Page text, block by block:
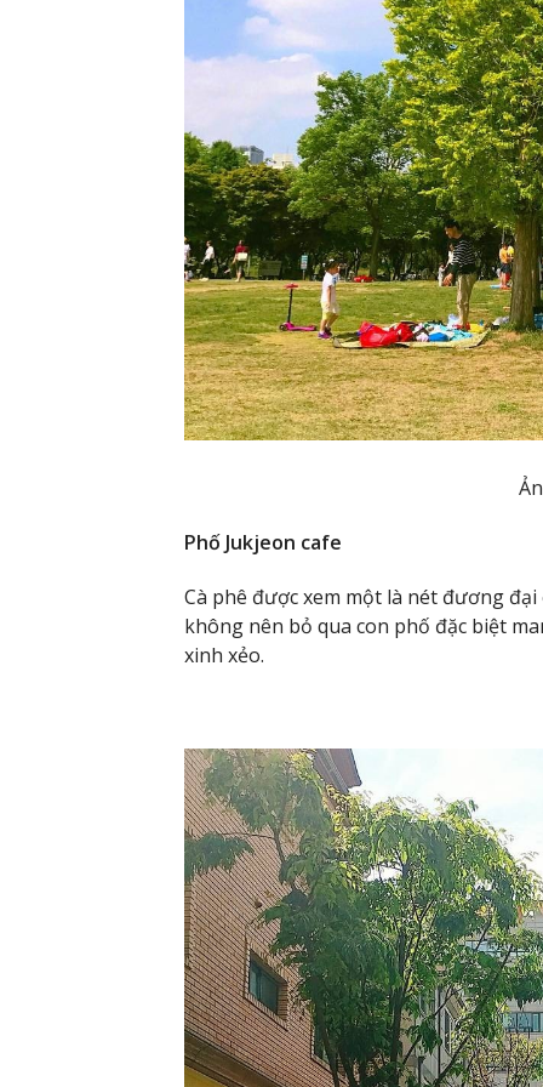
Phố Jukjeon cafe
Cà phê được xem một là nét đương
không nên bỏ qua con phố đặc biệt
xinh xẻo.